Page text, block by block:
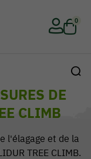
0
DE
CLIMB
l'élagage et de la
TREE CLIMB.